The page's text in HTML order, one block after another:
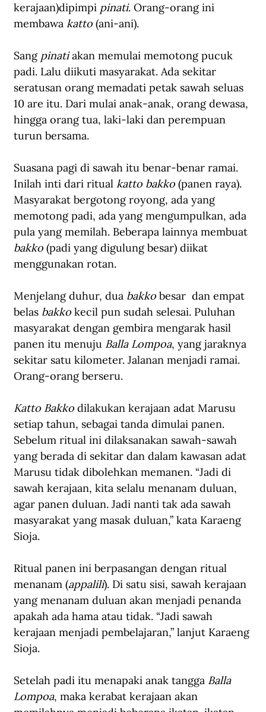
kerajaan)dipimpi pinati. Orang-orang ini
membawa katto (ani-ani).
Sang pinati akan memulai memotong pucuk
padi. Lalu diikuti masyarakat. Ada sekitar
seratusan orang memadati petak sawah seluas
10 are itu. Dari mulai anak-anak, orang dewasa,
hingga orang tua, laki-laki dan perempuan
turun bersama.
Suasana pagi di sawah itu benar-benar ramai.
Inilah inti dari ritual katto bakko (panen raya).
Masyarakat bergotong royong, ada yang
memotong padi, ada yang mengumpulkan, ada
pula yang memilah. Beberapa lainnya membuat
bakko (padi yang digulung besar) diikat
menggunakan rotan.
Menjelang duhur, dua bakko besar  dan empat
belas bakko kecil pun sudah selesai. Puluhan
masyarakat dengan gembira mengarak hasil
panen itu menuju Balla Lompoa, yang jaraknya
sekitar satu kilometer. Jalanan menjadi ramai.
Orang-orang berseru.
Katto Bakko dilakukan kerajaan adat Marusu
setiap tahun, sebagai tanda dimulai panen.
Sebelum ritual ini dilaksanakan sawah-sawah
yang berada di sekitar dan dalam kawasan adat
Marusu tidak dibolehkan memanen. “Jadi di
sawah kerajaan, kita selalu menanam duluan,
agar panen duluan. Jadi nanti tak ada sawah
masyarakat yang masak duluan,” kata Karaeng
Sioja.
Ritual panen ini berpasangan dengan ritual
menanam (appalili). Di satu sisi, sawah kerajaan
yang menanam duluan akan menjadi penanda
apakah ada hama atau tidak. “Jadi sawah
kerajaan menjadi pembelajaran,” lanjut Karaeng
Sioja.
Setelah padi itu menapaki anak tangga Balla
Lompoa, maka kerabat kerajaan akan